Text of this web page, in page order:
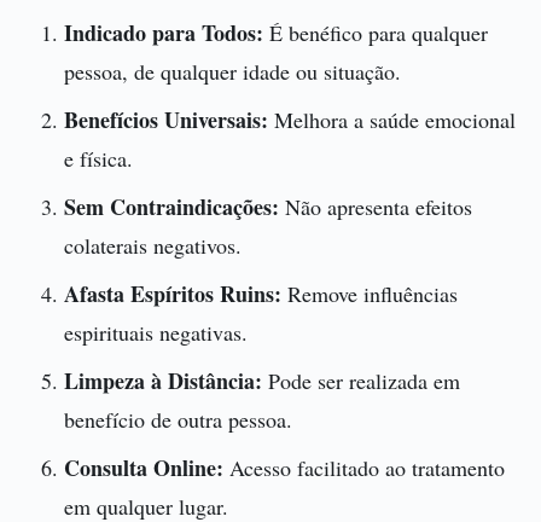
Indicado para Todos: É benéfico para qualquer
pessoa, de qualquer idade ou situação.
Benefícios Universais: Melhora a saúde emocional
e física.
Sem Contraindicações: Não apresenta efeitos
colaterais negativos.
Afasta Espíritos Ruins: Remove influências
espirituais negativas.
Limpeza à Distância: Pode ser realizada em
benefício de outra pessoa.
Consulta Online: Acesso facilitado ao tratamento
em qualquer lugar.